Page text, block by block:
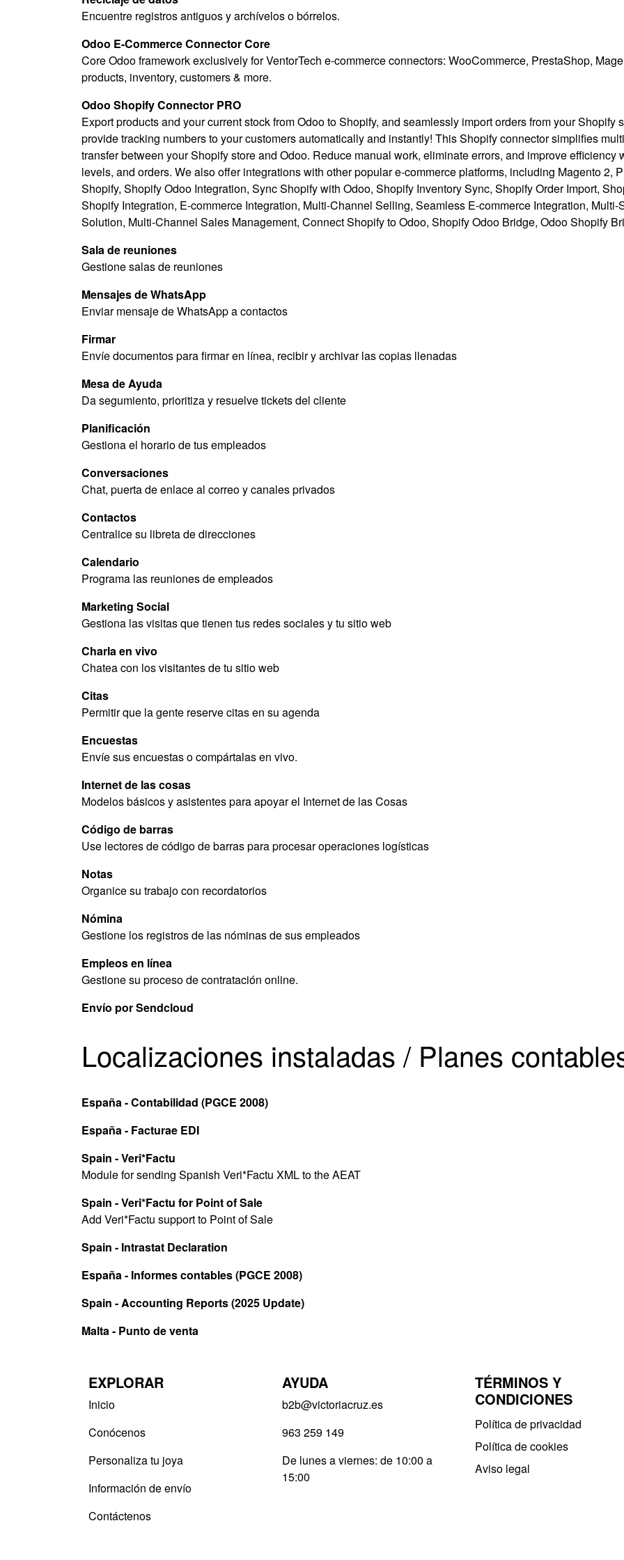
Encuentre registros antiguos y archívelos o bórrelos.
Odoo E-Commerce Connector Core
Core Odoo framework exclusively for VentorTech e-commerce connectors: WooCommerce, PrestaShop,
products, inventory, customers & more.
Odoo Shopify Connector PRO
Export products and your current stock from Odoo to Shopify, and seamlessly import orders from your Shopify
provide tracking numbers to your customers automatically and instantly! This Shopify connector simplifies
transfer between your Shopify store and Odoo. Reduce manual work, eliminate errors, and improve
levels, and orders. We also offer integrations with other popular e-commerce platforms, including Magento 2,
Shopify, Shopify Odoo Integration, Sync Shopify with Odoo, Shopify Inventory Sync, Shopify Order Import,
Shopify Integration, E-commerce Integration, Multi-Channel Selling, Seamless E-commerce Integration,
Solution, Multi-Channel Sales Management, Connect Shopify to Odoo, Shopify Odoo Bridge, Odoo Shopify
Sala de reuniones
Gestione salas de reuniones
Mensajes de WhatsApp
Enviar mensaje de WhatsApp a contactos
Firmar
Envíe documentos para firmar en línea, recibir y archivar las copias llenadas
Mesa de Ayuda
Da segumiento, prioritiza y resuelve tickets del cliente
Planificación
Gestiona el horario de tus empleados
Conversaciones
Chat, puerta de enlace al correo y canales privados
Contactos
Centralice su libreta de direcciones
Calendario
Programa las reuniones de empleados
Marketing Social
Gestiona las visitas que tienen tus redes sociales y tu sitio web
Charla en vivo
Chatea con los visitantes de tu sitio web
Citas
Permitir que la gente reserve citas en su agenda
Encuestas
Envíe sus encuestas o compártalas en vivo.
Internet de las cosas
Modelos básicos y asistentes para apoyar el Internet de las Cosas
Código de barras
Use lectores de código de barras para procesar operaciones logísticas
Notas
Organice su trabajo con recordatorios
Nómina
Gestione los registros de las nóminas de sus empleados
Empleos en línea
Gestione su proceso de contratación online.
Envío por Sendcloud
Localizaciones instaladas / Planes
España - Contabilidad (PGCE 2008)
España - Facturae EDI
Spain - Veri*Factu
Module for sending Spanish Veri*Factu XML to the AEAT
Spain - Veri*Factu for Point of Sale
Add Veri*Factu support to Point of Sale
Spain - Intrastat Declaration
España - Informes contables (PGCE 2008)
Spain - Accounting Reports (2025 Update)
Malta - Punto de venta
TÉRMINOS Y
CONDICIONES
Política de privacidad​
Política de cookies
Aviso legal
AYUDA
b2b@victoriacruz.es
963 259 149
De lunes a viernes: de 10:00 a
15:00
EXPLORAR
Inicio
Conócenos
Personaliza tu joya
Información de envío
Contáctenos